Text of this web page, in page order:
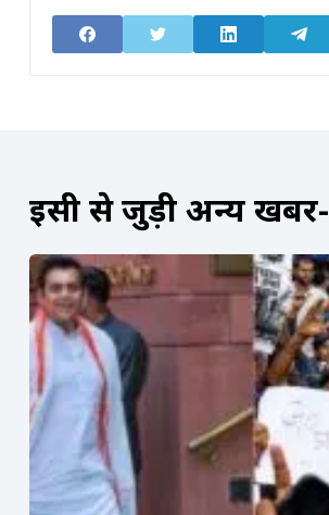
इसी से जुड़ी अन्य खबरें-